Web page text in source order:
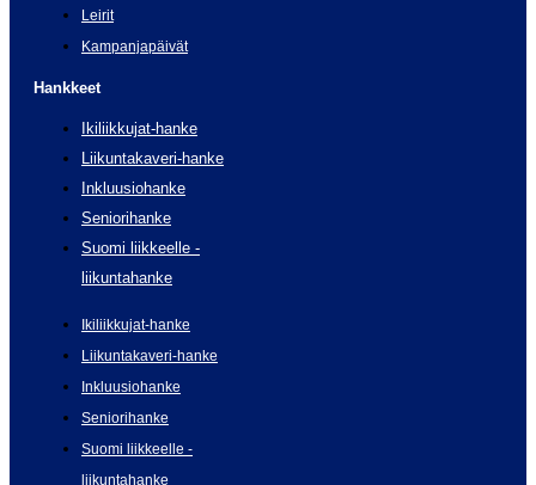
Leirit
Kampanjapäivät
Hankkeet
Ikiliikkujat-hanke
Liikuntakaveri-hanke
Inkluusiohanke
Seniorihanke
Suomi liikkeelle -
liikuntahanke
Ikiliikkujat-hanke
Liikuntakaveri-hanke
Inkluusiohanke
Seniorihanke
Suomi liikkeelle -
liikuntahanke